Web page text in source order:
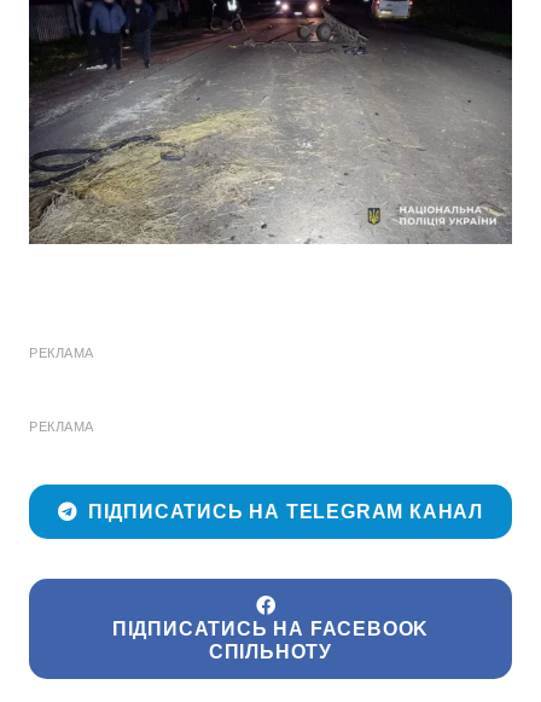
РЕКЛАМА
РЕКЛАМА
ПІДПИСАТИСЬ НА TELEGRAM КАНАЛ
ПІДПИСАТИСЬ НА FACEBOOK
СПІЛЬНОТУ